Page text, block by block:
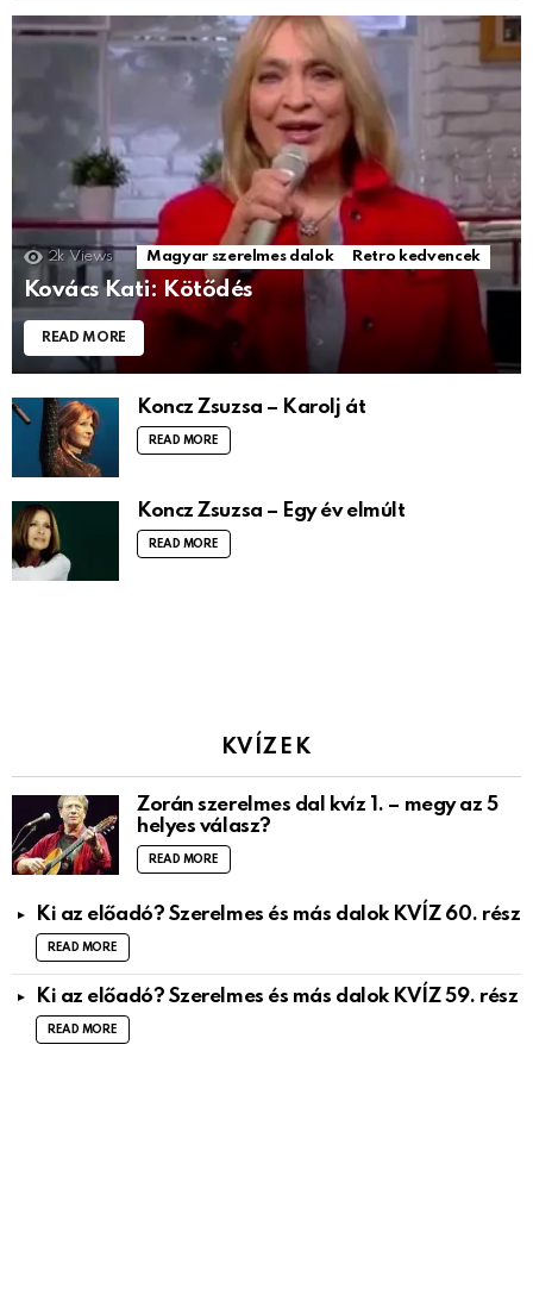
2k Views Magyar szerelmes dalok Retro kedvencek
Kovács Kati: Kötődés
READ MORE
Koncz Zsuzsa – Karolj át
READ MORE
Koncz Zsuzsa – Egy év elmúlt
READ MORE
KVÍZEK
Zorán szerelmes dal kvíz 1. – megy az 5
helyes válasz?
READ MORE
Ki az előadó? Szerelmes és más dalok KVÍZ 60. rész
READ MORE
Ki az előadó? Szerelmes és más dalok KVÍZ 59. rész
READ MORE